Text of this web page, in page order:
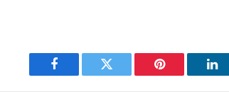
Facebook Twitter Pinterest